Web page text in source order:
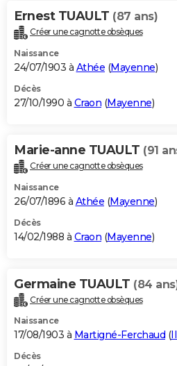
Ernest TUAULT (87 ans)
Créer une cagnotte obsèques
Naissance
24/07/1903 à Athée (Mayenne)
Décès
27/10/1990 à Craon (Mayenne)
Marie-anne TUAULT (91
Créer une cagnotte obsèques
Naissance
26/07/1896 à Athée (Mayenne)
Décès
14/02/1988 à Craon (Mayenne)
Germaine TUAULT (84
Créer une cagnotte obsèques
Naissance
17/08/1903 à Martigné-Ferchaud (
Décès